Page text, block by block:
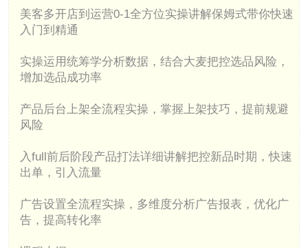
美客多开店到运营0-1全方位实操讲解保姆式带你快速
入门到精通
实操运用统筹学分析数据，结合大麦把控选品风险，
增加选品成功率
产品后台上架全流程实操，掌握上架技巧，提前规避
风险
入full前后阶段产品打法详细讲解把控新品时期，快速
出单，引入流量
广告设置全流程实操，多维度分析广告报表，优化广
告，提高转化率